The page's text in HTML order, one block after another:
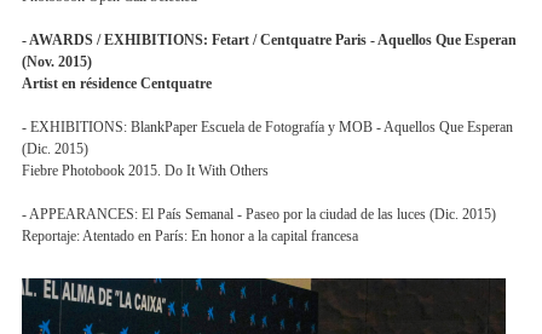
- AWARDS / EXHIBITIONS: Fetart / Centquatre Paris - Aquellos Que Esperan
(Nov. 2015)
Artist en résidence Centquatre
- EXHIBITIONS: BlankPaper Escuela de Fotografía y MOB - Aquellos Que Esperan
(Dic. 2015)
Fiebre Photobook 2015. Do It With Others
- APPEARANCES: El País Semanal - Paseo por la ciudad de las luces (Dic. 2015)
Reportaje: Atentado en París: En honor a la capital francesa